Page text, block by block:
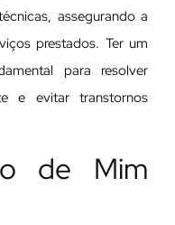
assegurando a
prestados. Ter um
para resolver
e evitar transtornos
de Mim